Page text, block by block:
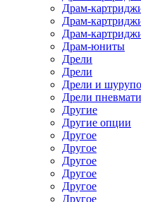
Драм-
Драм-
Драм-
Драм-юниты
Дрели
Дрели
Дрели и
Дрели
Другие
Другие опции
Другое
Другое
Другое
Другое
Другое
Другое